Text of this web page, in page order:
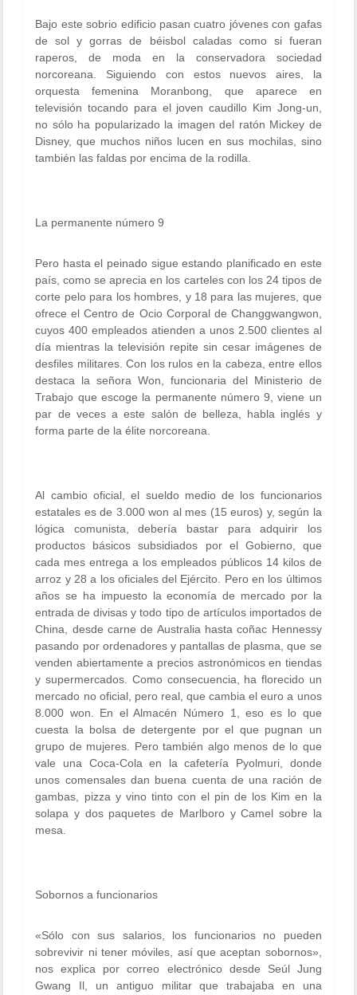
Bajo este sobrio edificio pasan cuatro jóvenes con gafas
de sol y gorras de béisbol caladas como si fueran
raperos, de moda en la conservadora sociedad
norcoreana. Siguiendo con estos nuevos aires, la
orquesta femenina Moranbong, que aparece en
televisión tocando para el joven caudillo Kim Jong-un,
no sólo ha popularizado la imagen del ratón Mickey de
Disney, que muchos niños lucen en sus mochilas, sino
también las faldas por encima de la rodilla.
La permanente número 9
Pero hasta el peinado sigue estando planificado en este
país, como se aprecia en los carteles con los 24 tipos de
corte pelo para los hombres, y 18 para las mujeres, que
ofrece el Centro de Ocio Corporal de Changgwangwon,
cuyos 400 empleados atienden a unos 2.500 clientes al
día mientras la televisión repite sin cesar imágenes de
desfiles militares. Con los rulos en la cabeza, entre ellos
destaca la señora Won, funcionaria del Ministerio de
Trabajo que escoge la permanente número 9, viene un
par de veces a este salón de belleza, habla inglés y
forma parte de la élite norcoreana.
Al cambio oficial, el sueldo medio de los funcionarios
estatales es de 3.000 won al mes (15 euros) y, según la
lógica comunista, debería bastar para adquirir los
productos básicos subsidiados por el Gobierno, que
cada mes entrega a los empleados públicos 14 kilos de
arroz y 28 a los oficiales del Ejército. Pero en los últimos
años se ha impuesto la economía de mercado por la
entrada de divisas y todo tipo de artículos importados de
China, desde carne de Australia hasta coñac Hennessy
pasando por ordenadores y pantallas de plasma, que se
venden abiertamente a precios astronómicos en tiendas
y supermercados. Como consecuencia, ha florecido un
mercado no oficial, pero real, que cambia el euro a unos
8.000 won. En el Almacén Número 1, eso es lo que
cuesta la bolsa de detergente por el que pugnan un
grupo de mujeres. Pero también algo menos de lo que
vale una Coca-Cola en la cafetería Pyolmuri, donde
unos comensales dan buena cuenta de una ración de
gambas, pizza y vino tinto con el pin de los Kim en la
solapa y dos paquetes de Marlboro y Camel sobre la
mesa.
Sobornos a funcionarios
«Sólo con sus salarios, los funcionarios no pueden
sobrevivir ni tener móviles, así que aceptan sobornos»,
nos explica por correo electrónico desde Seúl Jung
Gwang Il, un antiguo militar que trabajaba en una